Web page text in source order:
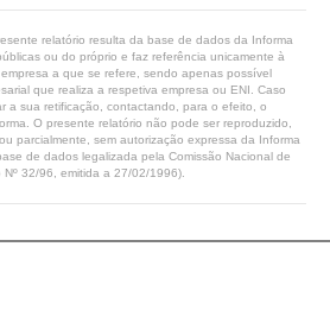
relatório resulta da base de dados da Informa
ou do próprio e faz referência unicamente à
a que se refere, sendo apenas possível
que realiza a respetiva empresa ou ENI. Caso
a sua retificação, contactando, para o efeito, o
O presente relatório não pode ser reproduzido,
parcialmente, sem autorização expressa da Informa
de dados legalizada pela Comissão Nacional de
32/96, emitida a 27/02/1996).